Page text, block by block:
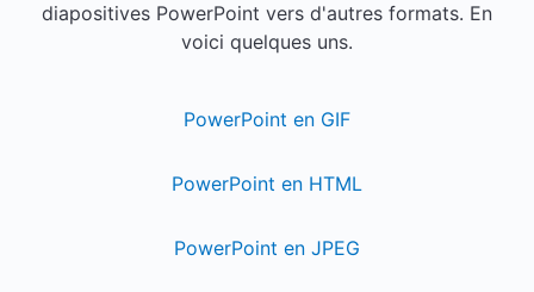
diapositives PowerPoint vers d'autres formats. En
voici quelques uns.
PowerPoint en GIF
PowerPoint en HTML
PowerPoint en JPEG